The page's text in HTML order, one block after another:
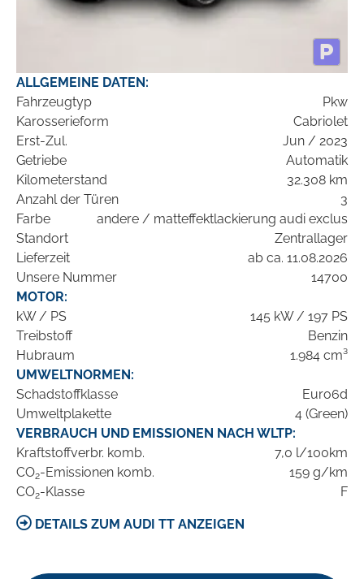
ALLGEMEINE DATEN:
Fahrzeugtyp
Pkw
Karosserieform
Cabriolet
Erst-Zul.
Jun / 2023
Getriebe
Automatik
Kilometerstand
32.308 km
Anzahl der Türen
3
Farbe
andere / matteffektlackierung audi exclus
Standort
Zentrallager
Lieferzeit
ab ca. 11.08.2026
Unsere Nummer
14700
MOTOR:
kW / PS
145 kW / 197 PS
Treibstoff
Benzin
Hubraum
1.984 cm³
UMWELTNORMEN:
Schadstoffklasse
Euro6d
Umweltplakette
4 (Green)
VERBRAUCH UND EMISSIONEN NACH WLTP:
Kraftstoffverbr. komb.
7,0 l/100km
CO2-Emissionen komb.
159 g/km
CO2-Klasse F
DETAILS ZUM AUDI TT ANZEIGEN